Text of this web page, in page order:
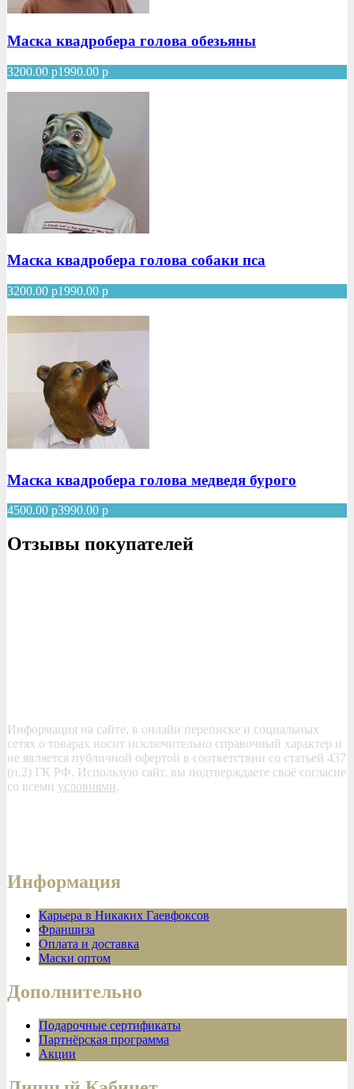
Маска квадробера голова обезьяны
3200.00 р1990.00 р
Маска квадробера голова собаки пса
3200.00 р1990.00 р
Маска квадробера голова медведя бурого
4500.00 р3990.00 р
Отзывы покупателей
Информация на сайте, в онлайн переписке и социальных
сетях о товарах носит исключительно справочный характер и
не является публичной офертой в соответствии со статьей 437
(п.2) ГК РФ. Использую сайт, вы подтверждаете своё согласие
со всеми условиями.
Информация
Карьера в Никаких Гаевфоксов
Франшиза
Оплата и доставка
Маски оптом
Дополнительно
Подарочные сертификаты
Партнёрская программа
Акции